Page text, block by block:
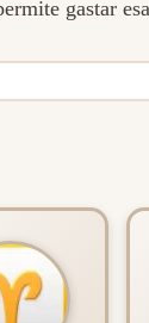
gastar